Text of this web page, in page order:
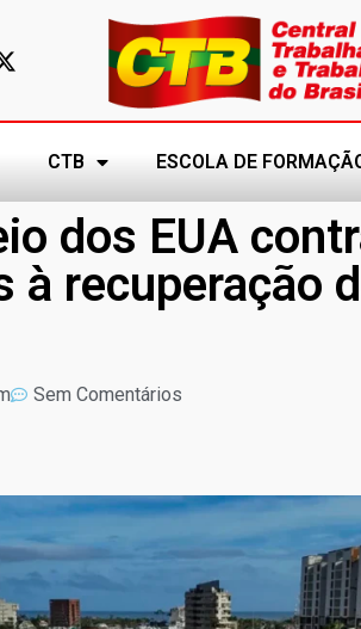
CTB ESCOLA DE
dos EUA
à recuperação
Sem Comentários